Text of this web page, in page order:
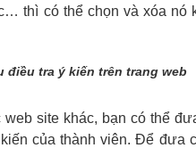
thì có thể chọn và xóa nó
điều tra ý kiến trên trang web
site khác, bạn có thể
của thành viên. Để đưa